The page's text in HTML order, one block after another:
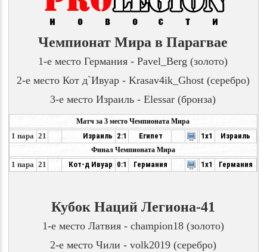
Чемпионат Мира в Парагвае
1-е место Германия -Pavel_Berg(золото)
2-е место Кот д`Ивуар - Krasav4ik_Ghost (серебро)
3-е место Израиль -Elessar (бронза)
Матч за 3 место Чемпионата Мира
1 пара 21 Израиль 2:1 Египет 1x1 Израиль
Финал Чемпионата Мира
1 пара 21 Кот-д Ивуар 0:1 Германия 1x1 Германия
Кубок Наций Легиона-41
1-е место Латвия - champion18 (золото)
2-е место Чили - volk2019(серебро)